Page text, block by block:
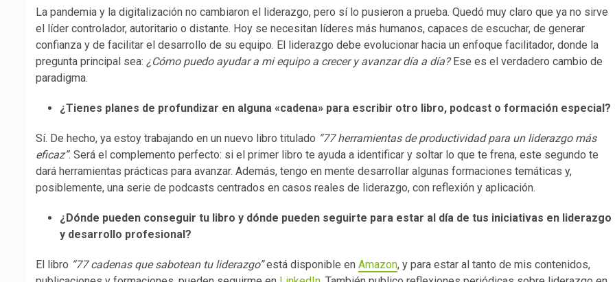
La pandemia y la digitalización no cambiaron el liderazgo, pero sí lo pusieron a prueba. Quedó muy claro que ya no sirve
el líder controlador, autoritario o distante. Hoy se necesitan líderes más humanos, capaces de escuchar, de generar
confianza y de facilitar el desarrollo de su equipo. El liderazgo debe evolucionar hacia un enfoque facilitador, donde la
pregunta principal sea: ¿Cómo puedo ayudar a mi equipo a crecer y avanzar día a día?Ese es el verdadero cambio de
paradigma.
¿Tienes planes de profundizar en alguna «cadena» para escribir otro libro, podcast o formación especial?
Sí. De hecho, ya estoy trabajando en un nuevo libro titulado “77 herramientas de productividad para un liderazgo más
eficaz”. Será el complemento perfecto: si el primer libro te ayuda a identificar y soltar lo que te frena, este segundo te
dará herramientas prácticas para avanzar. Además, tengo en mente desarrollar algunas formaciones temáticas y,
posiblemente, una serie de podcasts centrados en casos reales de liderazgo, con reflexión y aplicación.
¿Dónde pueden conseguir tu libro y dónde pueden seguirte para estar al día de tus iniciativas en liderazgo
y desarrollo profesional?
El libro “77 cadenas que sabotean tu liderazgo”está disponible en Amazon, y para estar al tanto de mis contenidos,